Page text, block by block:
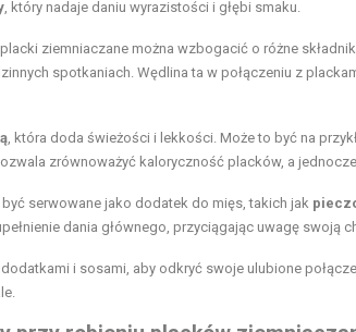
, który nadaje daniu wyrazistości i głębi smaku.
ziemniaczane można wzbogacić o różne
spotkaniach. Wędlina ta w połączeniu z
, która doda świeżości i lekkości. Może to być na
zrównoważyć kaloryczność placków, a
serwowane jako dodatek do mięs, takich jak
dania głównego, przyciągając uwagę swoją
i sosami, aby odkryć swoje ulubione